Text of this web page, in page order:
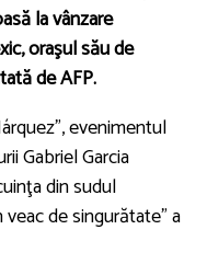
la vânzare
oraşul său de
de AFP.
evenimentul
Gabriel Garcia
din sudul
de singurătate" a